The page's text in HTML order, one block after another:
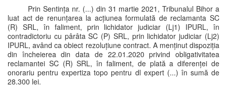
Prin Sentința nr. (...) din 31 martie 2021, Tribunalul Bihor a
luat act de renunțarea la acțiunea formulată de reclamanta SC
(R) SRL, în faliment, prin lichidator judiciar (Lj1) IPURL, în
contradictoriu cu pârâta SC (P) SRL, prin lichidator judiciar (Lj2)
IPURL, având ca obiect rezoluțiune contract. A menținut dispoziția
din încheierea din data de 22.01.2020 privind obligativitatea
reclamantei SC (R) SRL, în faliment, de plată a diferenței de
onorariu pentru expertiza topo pentru dl expert (...) în sumă de
28.300 lei.